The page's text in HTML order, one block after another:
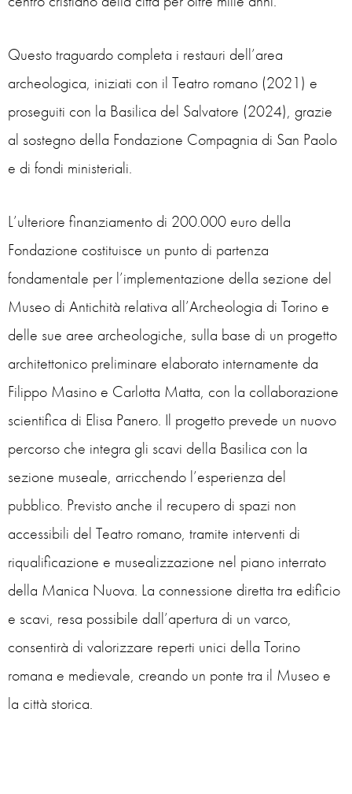
Questo traguardo completa i restauri dell’area
archeologica, iniziati con il Teatro romano (2021) e
proseguiti con la Basilica del Salvatore (2024), grazie
al sostegno della Fondazione Compagnia di San Paolo
e di fondi ministeriali.
L’ulteriore finanziamento di 200.000 euro della
Fondazione costituisce un punto di partenza
fondamentale per l’implementazione della sezione del
Museo di Antichità relativa all’Archeologia di Torino e
delle sue aree archeologiche, sulla base di un progetto
architettonico preliminare elaborato internamente da
Filippo Masino e Carlotta Matta, con la collaborazione
scientifica di Elisa Panero. Il progetto prevede un nuovo
percorso che integra gli scavi della Basilica con la
sezione museale, arricchendo l’esperienza del
pubblico. Previsto anche il recupero di spazi non
accessibili del Teatro romano, tramite interventi di
riqualificazione e musealizzazione nel piano interrato
della Manica Nuova. La connessione diretta tra edificio
e scavi, resa possibile dall’apertura di un varco,
consentirà di valorizzare reperti unici della Torino
romana e medievale, creando un ponte tra il Museo e
la città storica.